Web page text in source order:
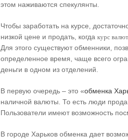
этом наживаются спекулянты.
Чтобы заработать на курсе,
низкой цене и продать, когда курс
Для этого существуют обменники,
определенное время, чаще всего
деньги в одном из отделений.
В первую очередь – это «обменка
наличной валюты. То есть люди
Пользователи имеют возможность
В городе Харьков обменка дает